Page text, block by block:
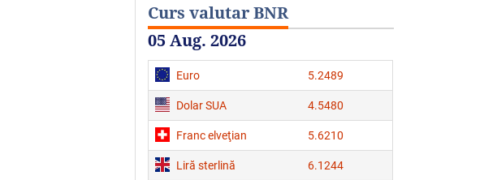
Curs valutar BNR
05 Aug. 2026
Euro 5.2489
Dolar SUA 4.5480
Franc elveţian 5.6210
Liră sterlină 6.1244